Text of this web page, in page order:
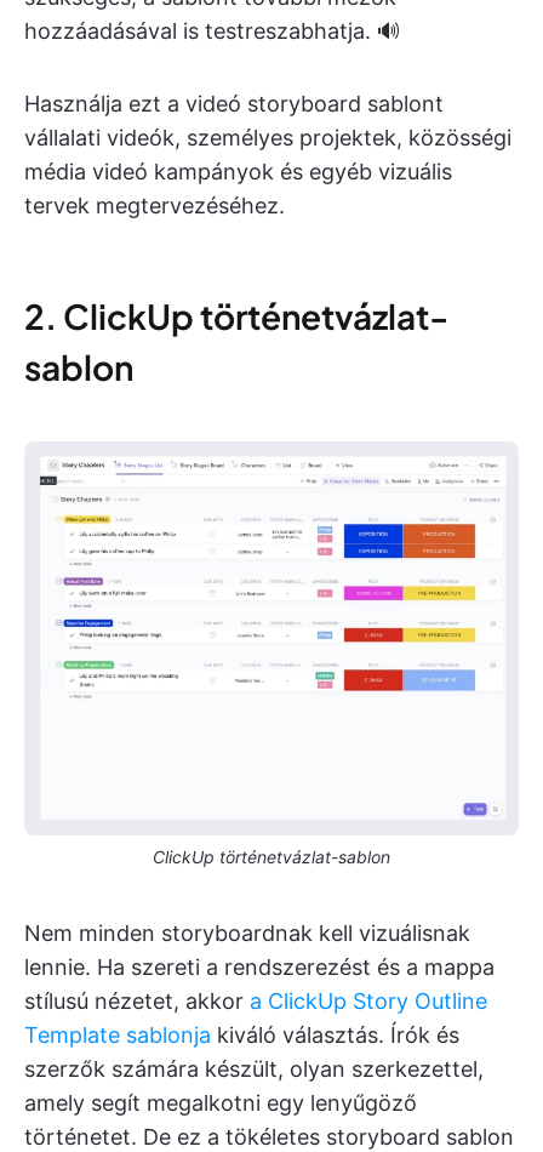
hozzáadásával is testreszabhatja. 🔊
Használja ezt a videó storyboard sablont
vállalati videók, személyes projektek, közösségi
média videó kampányok és egyéb vizuális
tervek megtervezéséhez.
2. ClickUp történetvázlat-
sablon
ClickUp történetvázlat-sablon
Nem minden storyboardnak kell vizuálisnak
lennie. Ha szereti a rendszerezést és a mappa
stílusú nézetet, akkor a ClickUp Story Outline
Template sablonja kiváló választás. Írók és
szerzők számára készült, olyan szerkezettel,
amely segít megalkotni egy lenyűgöző
történetet. De ez a tökéletes storyboard sablon